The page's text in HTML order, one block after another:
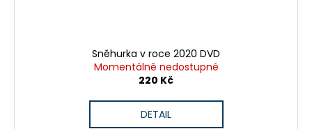
Sněhurka v roce 2020 DVD
Momentálně nedostupné
220 Kč
DETAIL